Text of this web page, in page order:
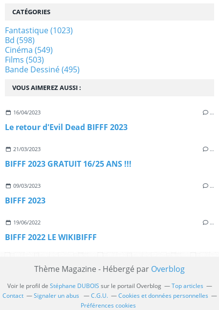
VOUS AIMEREZ AUSSI :
16/04/2023 …
Le retour d'Evil Dead BIFFF 2023
21/03/2023 …
BIFFF 2023 GRATUIT 16/25 ANS !!!
09/03/2023 …
BIFFF 2023
19/06/2022 …
BIFFF 2022 LE WIKIBIFFF
CATÉGORIES
Fantastique(1023)
Bd (598)
Cinéma (549)
Films (503)
Bande Dessiné(495)
Thème Magazine - Hébergé par Overblog
Voir le profil de Stéphane DUBOIS sur le portail Overblog
Top articles
Contact
Signaler un abus C.G.U.
Cookies et données personnelles
Préférences cookies